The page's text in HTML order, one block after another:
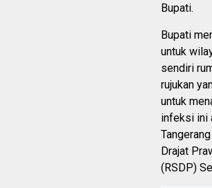
Bupati.
Bupati
untuk
sendiri
rujukan
untuk
infeksi ini
Drajat
(RSDP)